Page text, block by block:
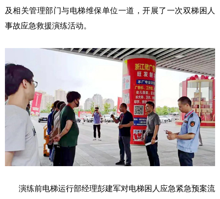
及相关管理部门与电梯维保单位一道，开展了一次双梯困人
事故应急救援演练活动。
演练前电梯运行部经理彭建军对电梯困人应急紧急预案流